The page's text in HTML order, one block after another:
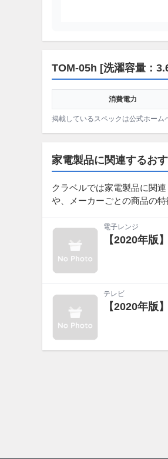
TOM-05h [洗濯容量：
消費電力
掲載しているスペックは公式ホー
家電製品に関連するお
クラベルでは家電製品に関
や、メーカーごとの商品の
電子レンジ
【2020年版
テレビ
【2020年版